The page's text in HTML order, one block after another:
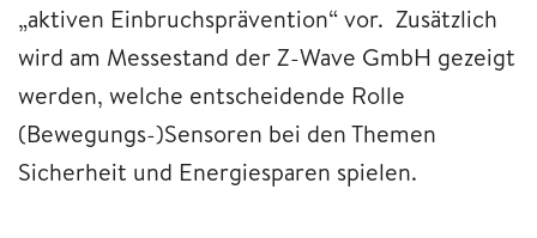
„aktiven Einbruchsprävention“ vor. Zusätzlich
wird am Messestand der Z-Wave GmbH gezeigt
werden, welche entscheidende Rolle
(Bewegungs-)Sensoren bei den Themen
Sicherheit und Energiesparen spielen.